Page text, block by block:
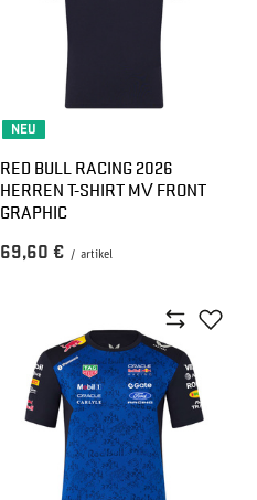
NEU
RED BULL RACING 2026
HERREN T-SHIRT MV FRONT
GRAPHIC
69,60 € / artikel